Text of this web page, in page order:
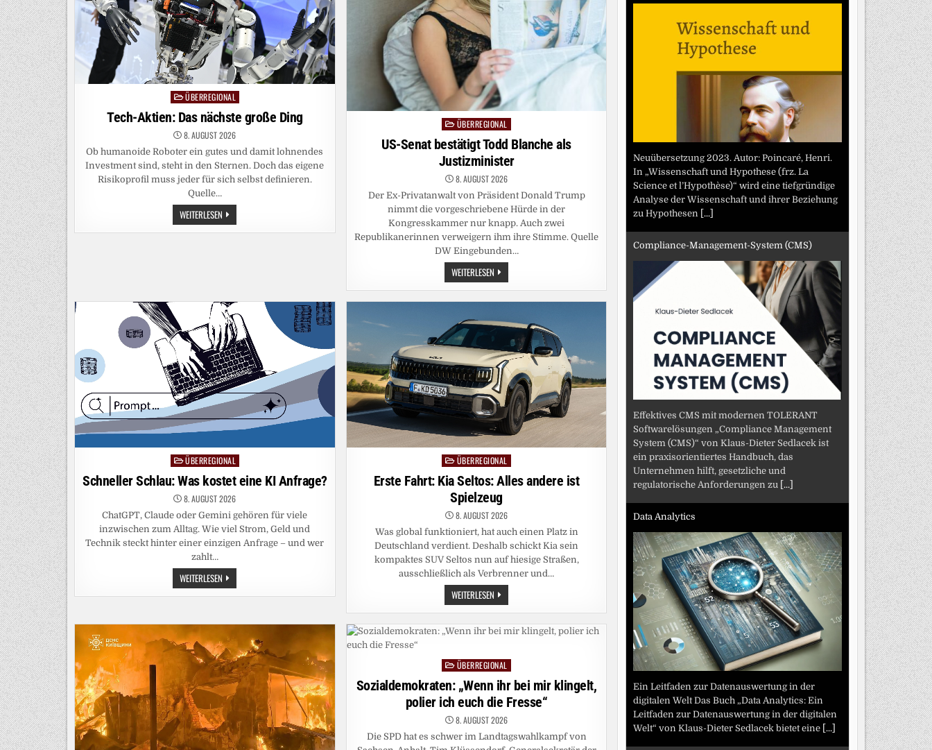
PostedÜBERREGIONAL
Tech-Aktien: Das nächste große Ding
8. AUGUST 2026
Ob humanoide Roboter ein gutes und damit lohnendes
Investment sind, steht in den Sternen. Doch das eigene
Risikoprofil muss jeder für sich selbst definieren.
Quelle…
WEITERLESEN TECH-
AKTIEN:
DAS
PostedÜBERREGIONAL
US-Senat bestätigt Todd Blanche als
Justizminister
8. AUGUST 2026
Der Ex-Privatanwalt von Präsident Donald Trump
nimmt die vorgeschriebene Hürde in der
Kongresskammer nur knapp. Auch zwei
Republikanerinnen verweigern ihm ihre Stimme. Quelle
DW Eingebunden…
WEITERLESEN US-
SENAT
BESTÄTIGT
JUSTIZMINISTER
Posted
in
ÜBERREGIONAL
Schneller Schlau: Was kostet eine KI Anfrage?
8. AUGUST 2026
ChatGPT, Claude oder Gemini gehören für viele
inzwischen zum Alltag. Wie viel Strom, Geld und
Technik steckt hinter einer einzigen Anfrage – und wer
zahlt…
WEITERLESEN SCHNELLER
SCHLAU:
WAS
KI
Posted
in
ÜBERREGIONAL
Erste Fahrt: Kia Seltos: Alles andere ist
Spielzeug
8. AUGUST 2026
Was global funktioniert, hat auch einen Platz in
Deutschland verdient. Deshalb schickt Kia sein
kompaktes SUV Seltos nun auf hiesige Straßen,
ausschließlich als Verbrenner und…
WEITERLESEN ERSTE
FAHRT:
KIA
SELTOS:
ALLES
SPIELZEUG
PostedÜBERREGIONAL
Sozialdemokraten: „Wenn ihr bei mir klingelt,
polier ich euch die Fresse“
8. AUGUST 2026
Die SPD hat es schwer im Landtagswahlkampf von
Neuübersetzung 2023. Autor: Poincaré, Henri.
In „Wissenschaft und Hypothese (frz. La
Science et l’Hypothèse)“ wird eine tiefgründige
Analyse der Wissenschaft und ihrer Beziehung
zu Hypothesen [...]
Compliance-Management-System (CMS)
Effektives CMS mit modernen TOLERANT
Softwarelösungen „Compliance Management
System (CMS)“ von Klaus-Dieter Sedlacek ist
ein praxisorientiertes Handbuch, das
Unternehmen hilft, gesetzliche und
regulatorische Anforderungen zu [...]
Data Analytics
Ein Leitfaden zur Datenauswertung in der
digitalen Welt Das Buch „Data Analytics: Ein
Leitfaden zur Datenauswertung in der digitalen
Welt“ von Klaus-Dieter Sedlacek bietet eine [...]